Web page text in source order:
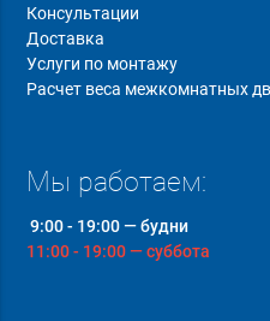
Консультации
Доставка
Услуги по монтажу
Расчет веса межкомнатных
Мы работаем:
9:00 - 19:00 — будни
11:00 - 19:00 — суббота